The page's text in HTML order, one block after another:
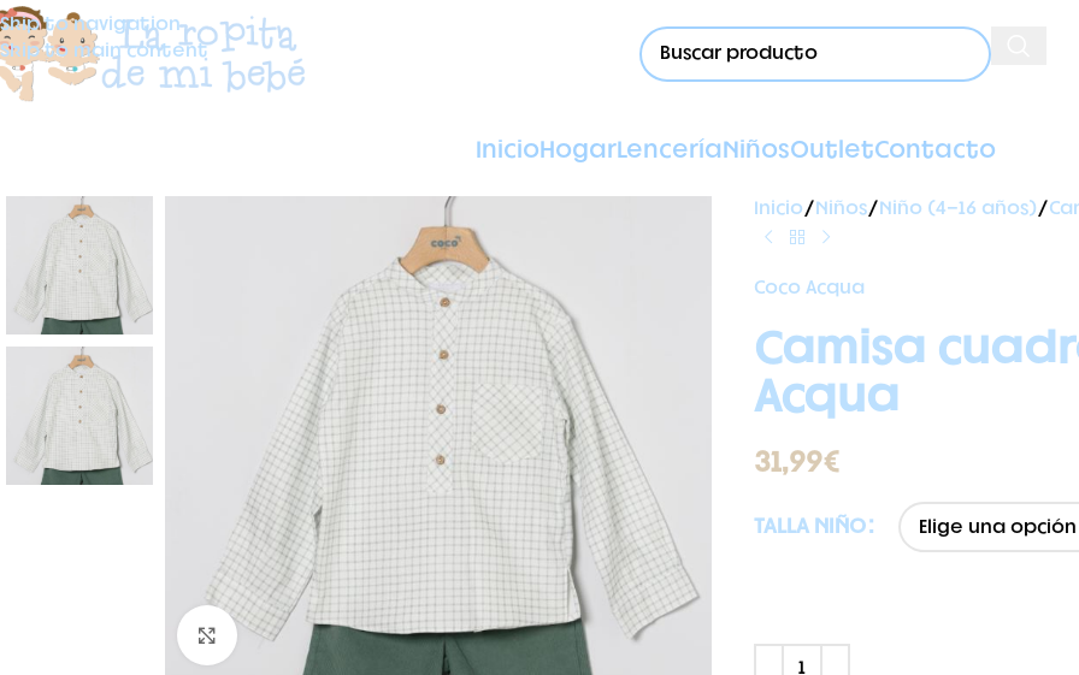
Skip to navigation
Skip to main content
InicioHogarLenceríaNiñosOutletContacto
Ampliar foto
Inicio Niños Niño (4-16 años)
Coco Acqua
Camisa
Acqua
31,99€
TALLA NIÑO